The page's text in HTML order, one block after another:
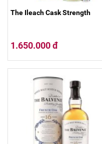
The Ileach Cask Strength
1.650.000 đ